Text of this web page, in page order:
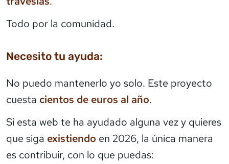
Todo por la comunidad.
Necesito tu ayuda:
No puedo mantenerlo yo solo. Este proyecto
cuesta cientos de euros al año.
Si esta web te ha ayudado alguna vez y quieres
que siga existiendo en 2026, la única manera
es contribuir, con lo que puedas: